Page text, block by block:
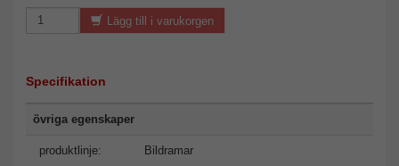
Lägg till i varukorgen
Specifikation
övriga egenskaper
produktlinje: Bildramar